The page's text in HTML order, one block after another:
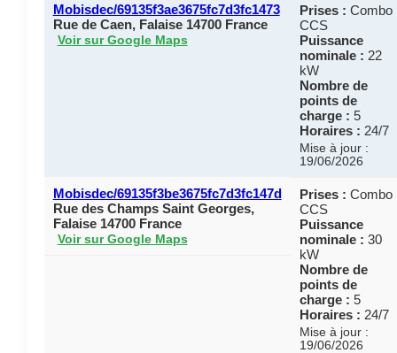
Mobisdec/69135f3ae3675fc7d3fc1473
Rue de Caen, Falaise 14700 France
Voir sur Google Maps
Prises : Combo
CCS
Puissance
nominale : 22
kW
Nombre de
points de
charge : 5
Horaires : 24/7
Mise à jour :
19/06/2026
Mobisdec/69135f3be3675fc7d3fc147d
Rue des Champs Saint Georges,
Falaise 14700 France
Voir sur Google Maps
Prises : Combo
CCS
Puissance
nominale : 30
kW
Nombre de
points de
charge : 5
Horaires : 24/7
Mise à jour :
19/06/2026